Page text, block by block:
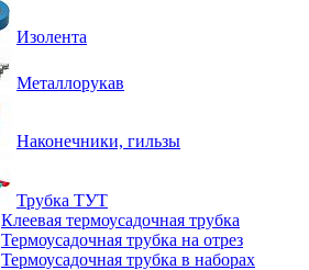
Изолента
Металлорукав
Наконечники, гильзы
Трубка ТУТ
Клеевая термоусадочная трубка
Термоусадочная трубка на отрез
Термоусадочная трубка в наборах